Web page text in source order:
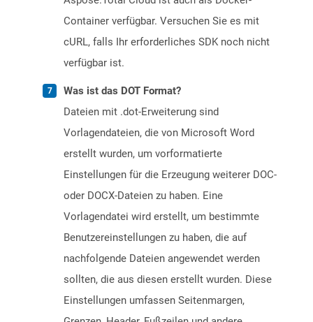
Container verfügbar. Versuchen Sie es mit
cURL, falls Ihr erforderliches SDK noch nicht
verfügbar ist.
Was ist das DOT Format?
Dateien mit .dot-Erweiterung sind
Vorlagendateien, die von Microsoft Word
erstellt wurden, um vorformatierte
Einstellungen für die Erzeugung weiterer DOC-
oder DOCX-Dateien zu haben. Eine
Vorlagendatei wird erstellt, um bestimmte
Benutzereinstellungen zu haben, die auf
nachfolgende Dateien angewendet werden
sollten, die aus diesen erstellt wurden. Diese
Einstellungen umfassen Seitenmargen,